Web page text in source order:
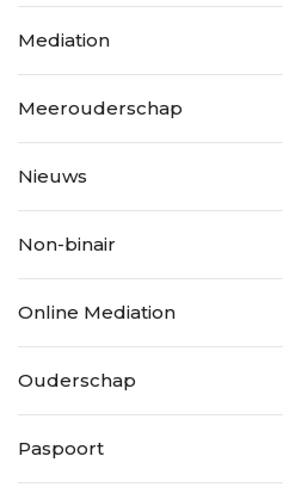
Mediation
Meerouderschap
Nieuws
Non-binair
Online Mediation
Ouderschap
Paspoort